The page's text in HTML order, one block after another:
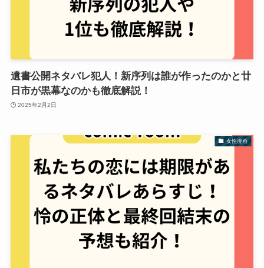
遺書公開ネタバレ犯人！新序列は誰が作ったのかと廿
日市が黒幕なのかも徹底解説！
2025年2月2日
女性漫画